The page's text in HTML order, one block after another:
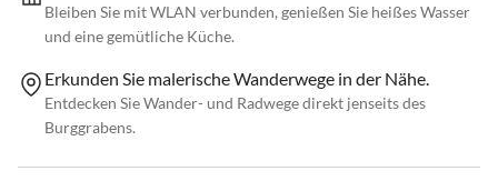
Bleiben Sie mit WLAN verbunden, genießen Sie heißes Wasser
und eine gemütliche Küche.
Erkunden Sie malerische Wanderwege in der Nähe.
Entdecken Sie Wander- und Radwege direkt jenseits des
Burggrabens.